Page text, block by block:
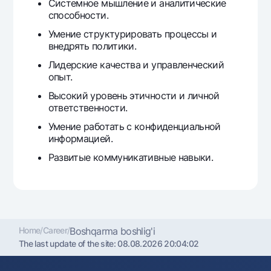
Системное мышление и аналитические
способности.
Умение структурировать процессы и
внедрять политики.
Лидерские качества и управленческий
опыт.
Высокий уровень этичности и личной
ответственности.
Умение работать с конфиденциальной
информацией.
Развитые коммуникативные навыки.
Home/Career/Boshqarma boshlig'i
The last update of the site:08.08.2026 20:04:02